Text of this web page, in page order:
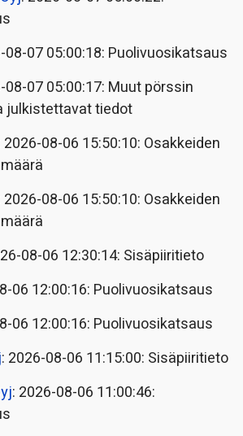
08-07 05:00:18: Puolivuosikatsaus
08-07 05:00:17: Muut pörssin
julkistettavat tiedot
2026-08-06 15:50:10: Osakkeiden
2026-08-06 15:50:10: Osakkeiden
08-06 12:30:14: Sisäpiiritieto
06 12:00:16: Puolivuosikatsaus
06 12:00:16: Puolivuosikatsaus
: 2026-08-06 11:15:00: Sisäpiiritieto
: 2026-08-06 11:00:46: